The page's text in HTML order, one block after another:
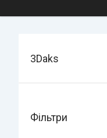
3Daks
Фільтри